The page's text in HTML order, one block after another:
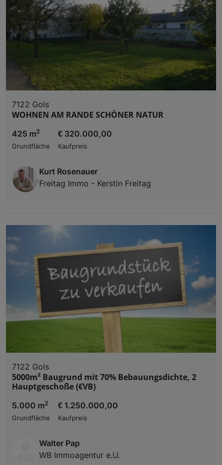
7122 Gols
WOHNEN AM RANDE SCHÖNER NATUR
425 m2
Grundfläche
€ 320.000,00
Kaufpreis
Kurt Rosenauer
Freitag Immo - Kerstin Freitag
7122 Gols
5000m² Baugrund mit 70% Bebauungsdichte, 2
Hauptgeschoße (€VB)
5.000 m2
Grundfläche
€ 1.250.000,00
Kaufpreis
Walter Pap
WB Immoagentur e.U.